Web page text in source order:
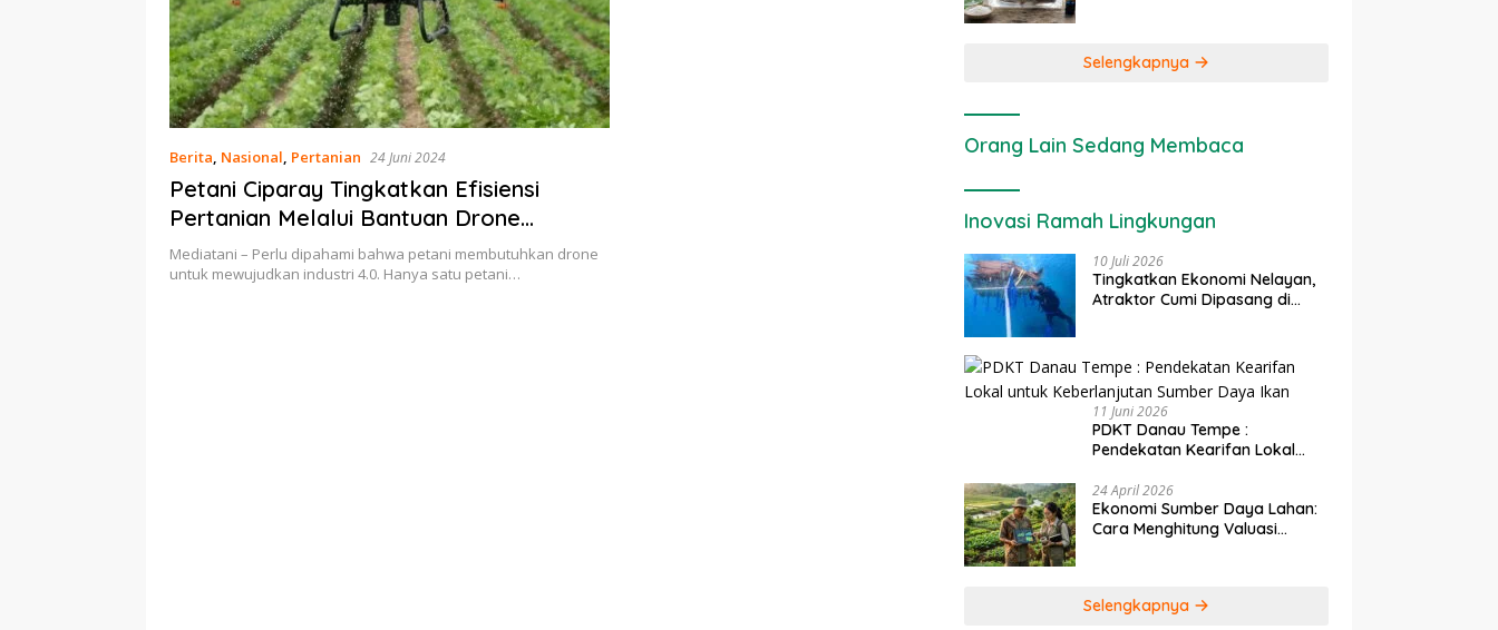
Berita, Nasional, Pertanian 24 Juni 2024
Petani Ciparay Tingkatkan Efisiensi
Pertanian Melalui Bantuan Drone
Raksasa Semprot Pupuk
Mediatani – Perlu dipahami bahwa petani membutuhkan drone
untuk mewujudkan industri 4.0. Hanya satu petani…
Selengkapnya
Orang Lain Sedang Membaca
Inovasi Ramah Lingkungan
10 Juli 2026
Tingkatkan Ekonomi Nelayan,
Atraktor Cumi Dipasang di
11 Juni 2026
PDKT Danau Tempe :
Pendekatan Kearifan Lokal
Daya Ikan
24 April 2026
Ekonomi Sumber Daya Lahan:
Cara Menghitung Valuasi
Selengkapnya